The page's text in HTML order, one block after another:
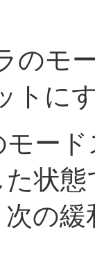
のモ
トに
ー
状
の